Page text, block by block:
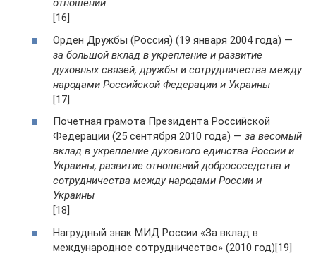
отношений
[16]
Орден Дружбы (Россия) (19 января 2004 года) —
за большой вклад в укрепление и развитие
духовных связей, дружбы и сотрудничества между
народами Российской Федерации и Украины
[17]
Почетная грамота Президента Российской
Федерации (25 сентября 2010 года) — за весомый
вклад в укрепление духовного единства России и
Украины, развитие отношений добрососедства и
сотрудничества между народами России и
Украины
[18]
Нагрудный знак МИД России «За вклад в
международное сотрудничество» (2010 год)[19]